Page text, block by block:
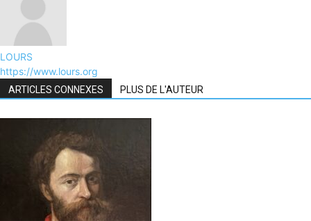
LOURS
https://www.lours.org
ARTICLES CONNEXES PLUS DE L'AUTEUR